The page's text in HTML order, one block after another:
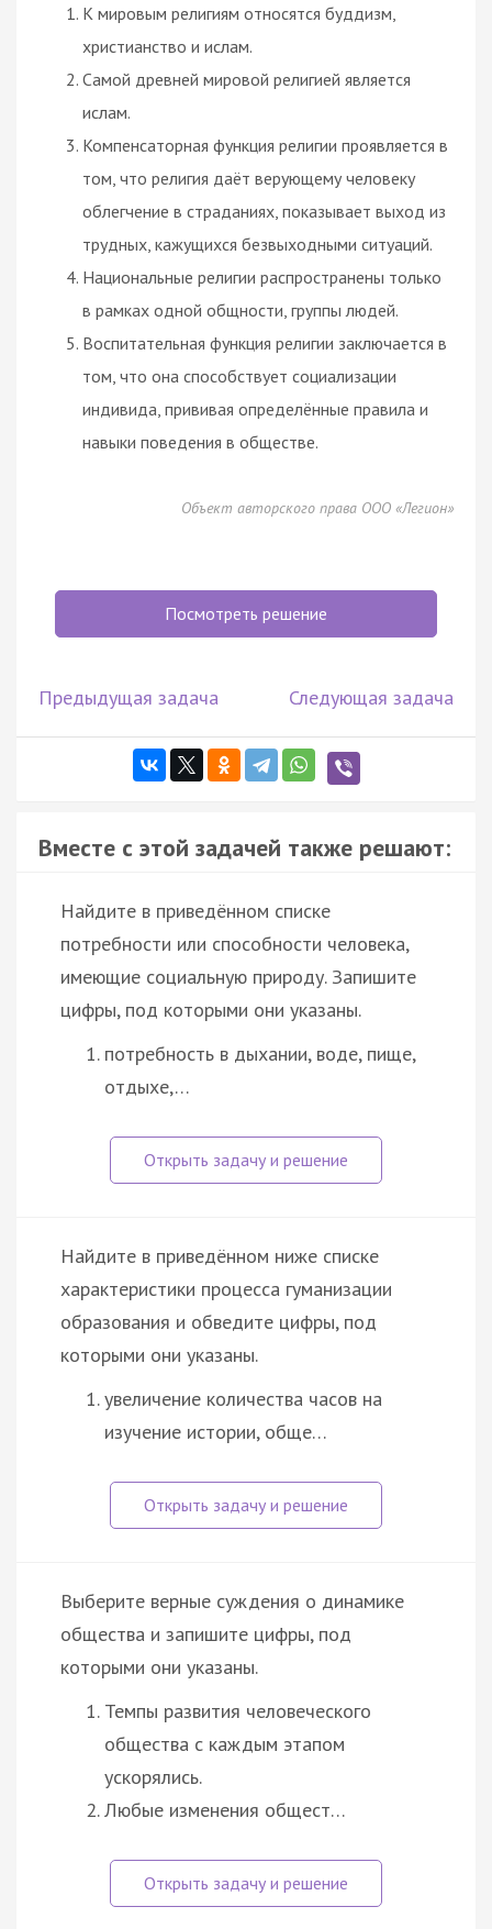
К мировым религиям относятся буддизм,
христианство и ислам.
Самой древней мировой религией является
ислам.
Компенсаторная функция религии проявляется в
том, что религия даёт верующему человеку
облегчение в страданиях, показывает выход из
трудных, кажущихся безвыходными ситуаций.
Национальные религии распространены только
в рамках одной общности, группы людей.
Воспитательная функция религии заключается в
том, что она способствует социализации
индивида, прививая определённые правила и
навыки поведения в обществе.
Объект авторского права ООО «Легион»
Посмотреть решение
Предыдущая задача Следующая задача
Вместе с этой задачей также решают:
Найдите в приведённом списке
потребности или способности человека,
имеющие социальную природу. Запишите
цифры, под которыми они указаны.
потребность в дыхании, воде, пище,
отдыхе,…
Найдите в приведённом ниже списке
характеристики процесса гуманизации
образования и обведите цифры, под
которыми они указаны.
увеличение количества часов на
изучение истории, обще…
Выберите верные суждения о динамике
общества и запишите цифры, под
которыми они указаны.
Темпы развития человеческого
общества с каждым этапом
ускорялись.
Любые изменения общест…